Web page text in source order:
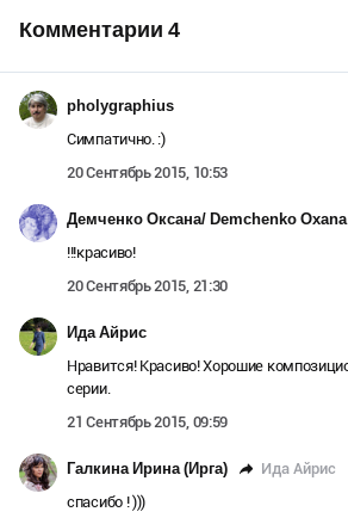
Комментарии 4
pholygraphius
Симпатично. :)
20 Сентябрь 2015, 10:53
Демченко Оксана/ Demchenko Oxana
!!!красиво!
20 Сентябрь 2015, 21:30
Ида Айрис
Нравится! Красиво! Хорошие
серии.
21 Сентябрь 2015, 09:59
Галкина Ирина (Ирга) Ида Айрис
спасибо ! )))